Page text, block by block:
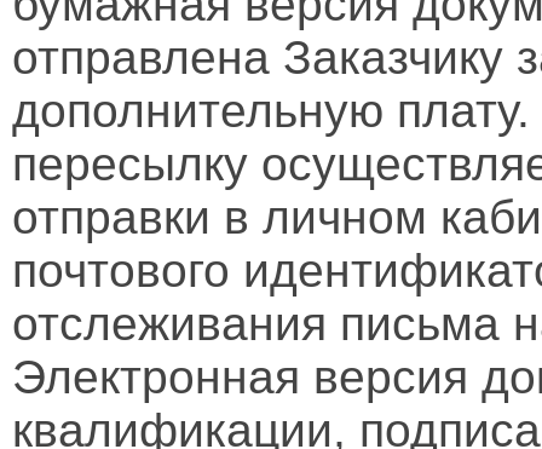
отправлена Заказчику
дополнительную
пересылку
отправки в личном
почтового
отслеживания письма
Электронная версия
квалификации,